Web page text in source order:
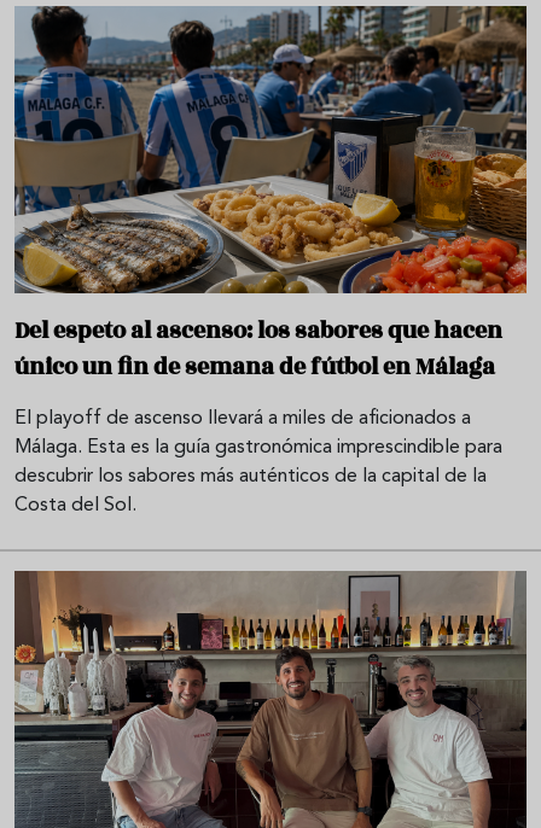
Del espeto al ascenso: los sabores que hacen
único un fin de semana de fútbol en Málaga
El playoff de ascenso llevará a miles de aficionados a
Málaga. Esta es la guía gastronómica imprescindible para
descubrir los sabores más auténticos de la capital de la
Costa del Sol.